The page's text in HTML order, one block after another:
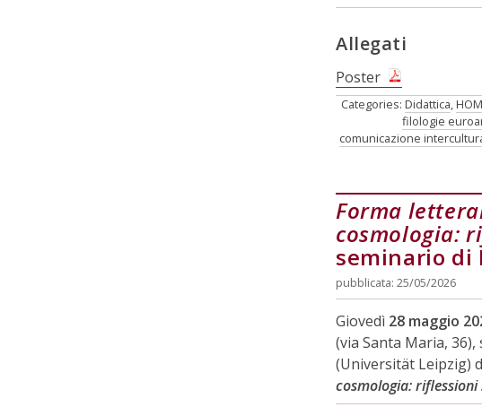
Allegati
Poster
Categories: Didattica,
filologie
comunicazione
Forma
cosmologia:
seminario di
pubblicata: 25/05/2026
Giovedì 28 maggio
(via Santa Maria,
(Universität Leipzig)
cosmologia: riflessioni